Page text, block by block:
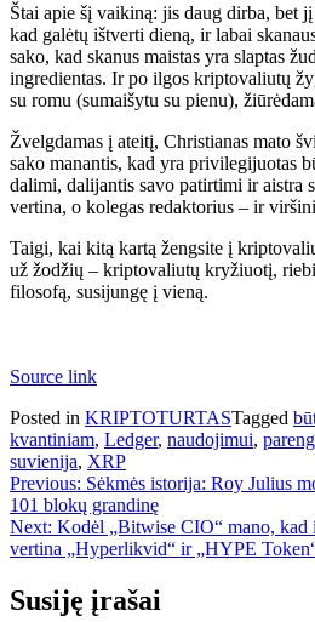
Štai apie šį vaikiną: jis daug dirba, bet
kad galėtų ištverti dieną, ir labai
sako, kad skanus maistas yra slaptas
ingredientas. Ir po ilgos kriptovaliutų
su romu (sumaišytu su pienu),
Žvelgdamas į ateitį, Christianas mato
sako manantis, kad yra privilegijuotas
dalimi, dalijantis savo patirtimi ir aistra
vertina, o kolegas redaktorius – ir
Taigi, kai kitą kartą žengsite į
už žodžių – kriptovaliutų kryžiuotį,
filosofą, susijungę į vieną.
Source link
Posted in KRIPTOTURTASTagged
kvantiniam, Ledger, naudojimui,
suvienija, XRP
Navigacija
tarp
įrašų
Previous: Sėkmės istorija: Roy Julius
101 blokų grandinę
Next: Kodėl „Bitwise CIO“ mano, kad
vertina „Hyperlikvid“ ir „HYPE
Susiję įrašai